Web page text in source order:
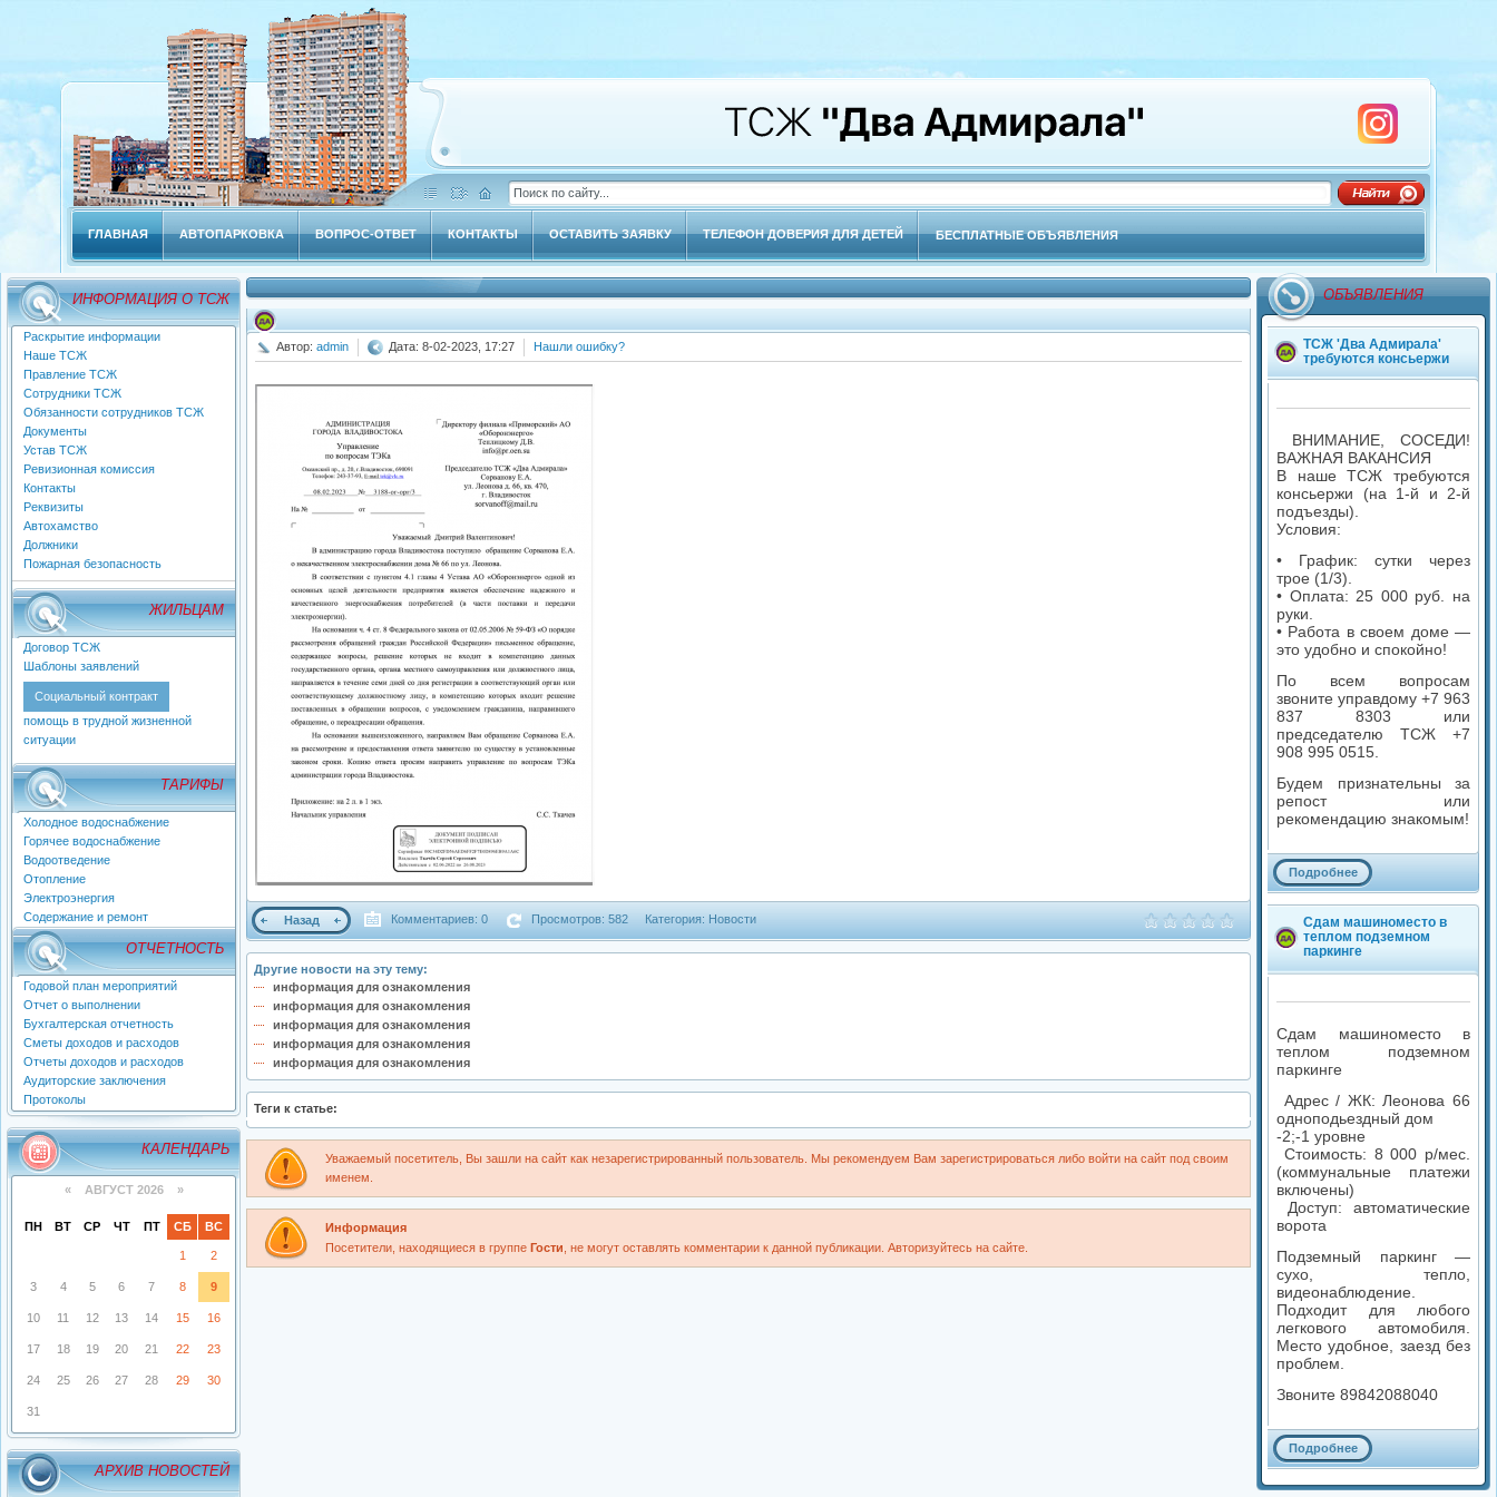
ГЛАВНАЯ АВТОПАРКОВКА ВОПРОС-ОТВЕТ КОНТАКТЫ ОСТАВИТЬ ЗАЯВКУ ТЕЛЕФОН ДОВЕРИЯ ДЛЯ ДЕТЕЙ БЕСПЛАТНЫЕ ОБЪЯВЛЕНИЯ
ИНФОРМАЦИЯ О ТСЖ
Раскрытие информации
Наше ТСЖ
Правление ТСЖ
Сотрудники ТСЖ
Обязанности сотрудников ТСЖ
Документы
Устав ТСЖ
Ревизионная комиссия
Контакты
Реквизиты
Автохамство
Должники
Пожарная безопасность
ЖИЛЬЦАМ
Договор ТСЖ
Шаблоны заявлений
Социальный контракт
помощь в трудной жизненной
ситуации
ТАРИФЫ
Холодное водоснабжение
Горячее водоснабжение
Водоотведение
Отопление
Электроэнергия
Содержание и ремонт
ОТЧЕТНОСТЬ
Годовой план мероприятий
Отчет о выполнении
Бухгалтерская отчетность
Сметы доходов и расходов
Отчеты доходов и расходов
Аудиторские заключения
Протоколы
КАЛЕНДАРЬ
« АВГУСТ 2026 »
ПН ВТ СР ЧТ ПТ СБ ВС
1 2
3 4 5 6 7 8 9
10 11 12 13 14 15 16
17 18 19 20 21 22 23
24 25 26 27 28 29 30
31
АРХИВ НОВОСТЕЙ
ОБЪЯВЛЕНИЯ
ТСЖ 'Два Адмирала'
требуются консьержи
ВНИМАНИЕ, СОСЕДИ!
ВАЖНАЯ ВАКАНСИЯ
В наше ТСЖ требуются
консьержи (на 1-й и 2-й
подъезды).
Условия:
• График: сутки через
трое (1/3).
• Оплата: 25 000 руб. на
руки.
• Работа в своем доме —
это удобно и спокойно!
По всем вопросам
звоните управдому +7 963
837 8303 или
председателю ТСЖ +7
908 995 0515.
Будем признательны за
репост или
рекомендацию знакомым!
Подробнее
Комментариев: 0
Просмотров: 2 076
Категория: Услуги
Сдам машиноместо в
теплом подземном
паркинге
Сдам машиноместо в
теплом подземном
паркинге
Адрес / ЖК: Леонова 66
одноподьездный дом
-2;-1 уровне
Стоимость: 8 000 р/мес.
(коммунальные платежи
включены)
Доступ: автоматические
ворота
Подземный паркинг —
сухо, тепло,
видеонаблюдение.
Подходит для любого
легкового автомобиля.
Место удобное, заезд без
проблем.
Звоните 89842088040
Подробнее
Комментариев: 0
Автор: admin Дата: 8-02-2023, 17:27 Нашли ошибку?
Назад Комментариев: 0 Просмотров: 582 Категория: Новости
Другие новости на эту тему:
информация для ознакомления
информация для ознакомления
информация для ознакомления
информация для ознакомления
информация для ознакомления
Теги к статье:
Уважаемый посетитель, Вы зашли на сайт как незарегистрированный пользователь. Мы рекомендуем Вам зарегистрироваться либо войти на сайт под своим
именем.
Информация
Посетители, находящиеся в группе Гости , не могут оставлять комментарии к данной публикации. Авторизуйтесь на сайте.